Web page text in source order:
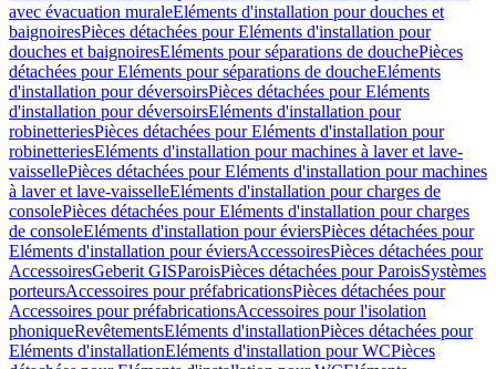
avec évacuation muraleEléments d'installation pour douches et
baignoiresPièces détachées pour Eléments d'installation pour
douches et baignoiresEléments pour séparations de douchePièces
détachées pour Eléments pour séparations de doucheEléments
d'installation pour déversoirsPièces détachées pour Eléments
d'installation pour déversoirsEléments d'installation pour
robinetteriesPièces détachées pour Eléments d'installation pour
robinetteriesEléments d'installation pour machines à laver et lave-
vaissellePièces détachées pour Eléments d'installation pour machines
à laver et lave-vaisselleEléments d'installation pour charges de
consolePièces détachées pour Eléments d'installation pour charges
de consoleEléments d'installation pour éviersPièces détachées pour
Eléments d'installation pour éviersAccessoiresPièces détachées pour
AccessoiresGeberit GISParoisPièces détachées pour ParoisSystèmes
porteursAccessoires pour préfabricationsPièces détachées pour
Accessoires pour préfabricationsAccessoires pour l'isolation
phoniqueRevêtementsEléments d'installationPièces détachées pour
Eléments d'installationEléments d'installation pour WCPièces